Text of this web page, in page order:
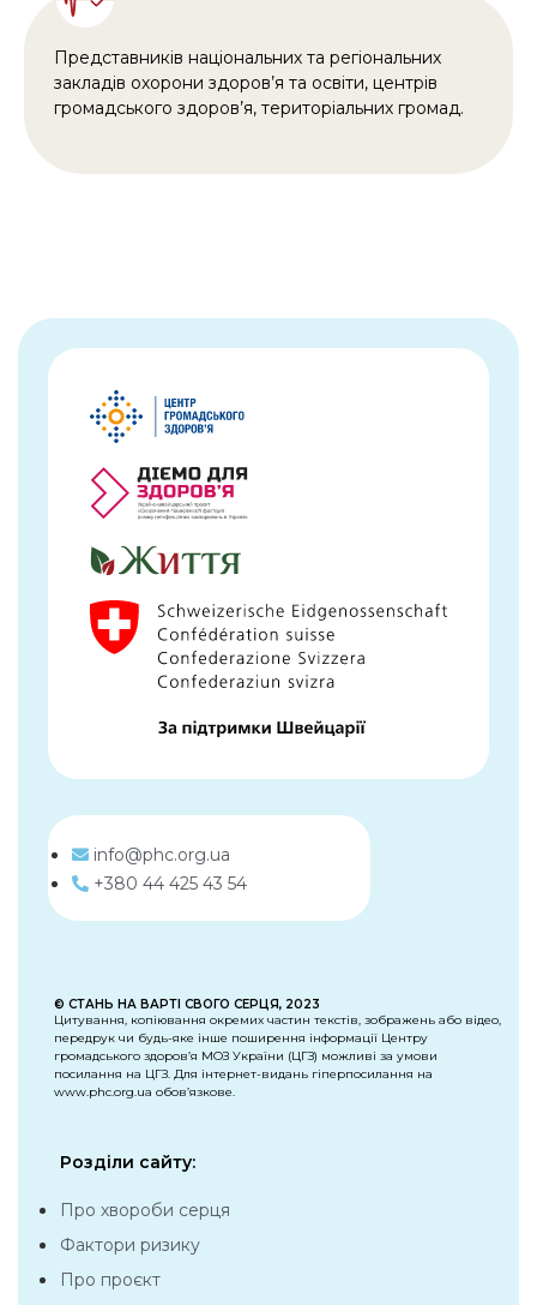
Представників національних та регіональних
закладів охорони здоров’я та освіти, центрів
громадського здоров’я, територіальних громад.
info@phc.org.ua
+380 44 425 43 54
© СТАНЬ НА ВАРТІ СВОГО СЕРЦЯ, 2023
Цитування, копіювання окремих частин текстів, зображень або відео,
передрук чи будь-яке інше поширення інформації Центру
громадського здоров’я МОЗ України (ЦГЗ) можливі за умови
посилання на ЦГЗ. Для інтернет-видань гіперпосилання на
www.phc.org.ua обов’язкове.
Розділи сайту:
Про хвороби серця
Фактори ризику
Про проєкт